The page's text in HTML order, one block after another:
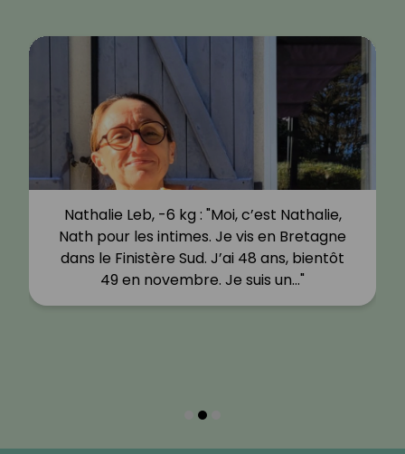
Nathalie Leb, -6 kg : "Moi, c’est Nathalie,
Nath pour les intimes. Je vis en Bretagne
dans le Finistère Sud. J’ai 48 ans, bientôt
49 en novembre. Je suis un…"